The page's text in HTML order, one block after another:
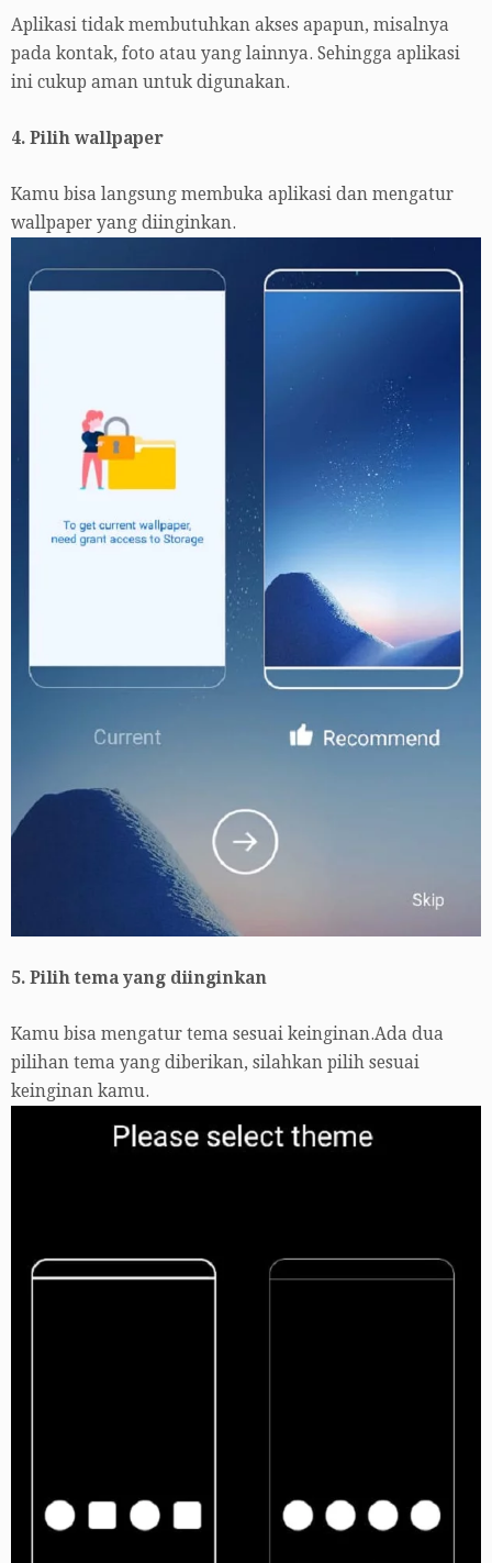
Aplikasi tidak membutuhkan akses apapun, misalnya
pada kontak, foto atau yang lainnya. Sehingga aplikasi
ini cukup aman untuk digunakan.
4. Pilih wallpaper
Kamu bisa langsung membuka aplikasi dan mengatur
wallpaper yang diinginkan.
5. Pilih tema yang diinginkan
Kamu bisa mengatur tema sesuai keinginan.Ada dua
pilihan tema yang diberikan, silahkan pilih sesuai
keinginan kamu.